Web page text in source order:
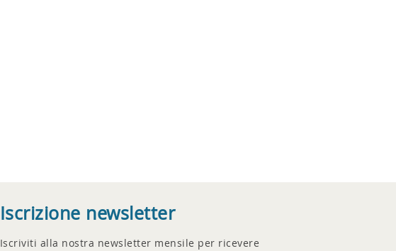
Iscrizione newsletter
Iscriviti alla nostra newsletter mensile per ricevere